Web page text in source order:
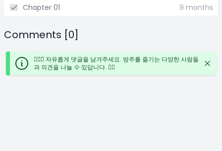
Chapter 01
9 months
Comments [0]
🙋🏻‍♀️ 자유롭게 댓글을 남겨주세요. 방주를 즐기는 다양한 사람들
과 의견을 나눌 수 있답니다. ✍🏻